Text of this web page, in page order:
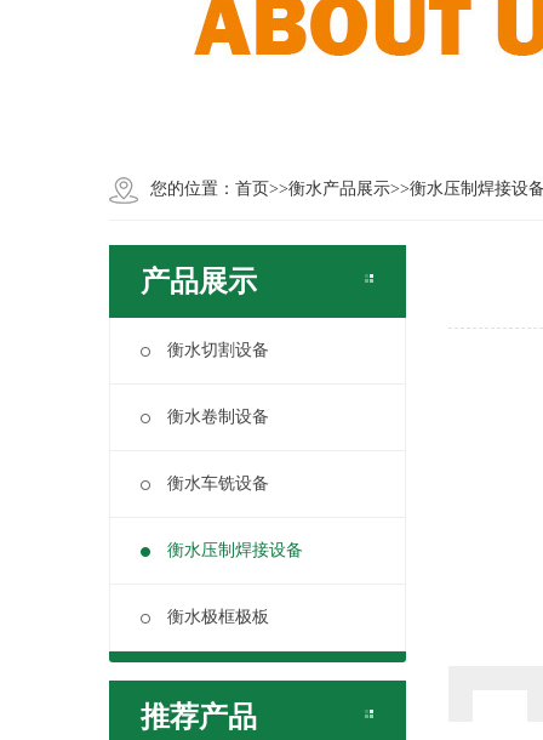
您的位置： 首页>>衡水产品展示>>衡水压制焊接设
产品展示
衡水切割设备
衡水卷制设备
衡水车铣设备
衡水压制焊接设备
衡水极框极板
推荐产品